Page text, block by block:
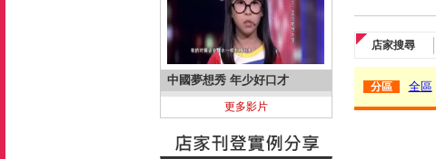
中國夢想秀 年少好口才
更多影片
店家搜尋
分區 全區